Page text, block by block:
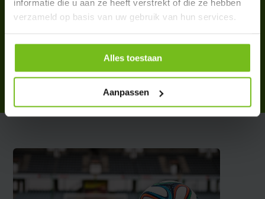
informatie die u aan ze heeft verstrekt of die ze hebben
verzameld op basis van uw gebruik van hun services.
Alles toestaan
Aanpassen
Deliverytime